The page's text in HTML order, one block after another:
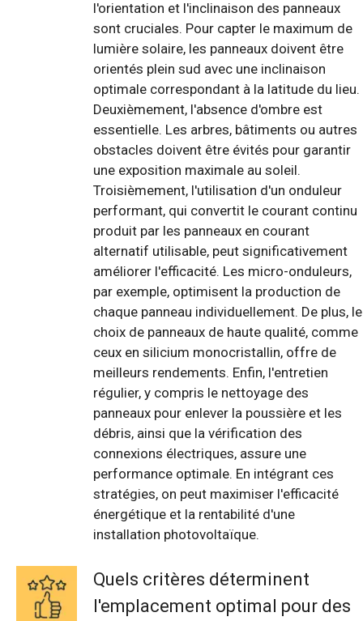
l'orientation et l'inclinaison des panneaux
sont cruciales. Pour capter le maximum de
lumière solaire, les panneaux doivent être
orientés plein sud avec une inclinaison
optimale correspondant à la latitude du lieu.
Deuxièmement, l'absence d'ombre est
essentielle. Les arbres, bâtiments ou autres
obstacles doivent être évités pour garantir
une exposition maximale au soleil.
Troisièmement, l'utilisation d'un onduleur
performant, qui convertit le courant continu
produit par les panneaux en courant
alternatif utilisable, peut significativement
améliorer l'efficacité. Les micro-onduleurs,
par exemple, optimisent la production de
chaque panneau individuellement. De plus, le
choix de panneaux de haute qualité, comme
ceux en silicium monocristallin, offre de
meilleurs rendements. Enfin, l'entretien
régulier, y compris le nettoyage des
panneaux pour enlever la poussière et les
débris, ainsi que la vérification des
connexions électriques, assure une
performance optimale. En intégrant ces
stratégies, on peut maximiser l'efficacité
énergétique et la rentabilité d'une
installation photovoltaïque.
Quels critères déterminent
l'emplacement optimal pour des